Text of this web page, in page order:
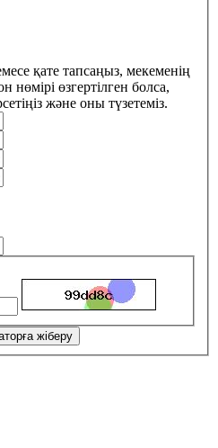
қате тапсаңыз, мекеменің
өзгертілген болса,
және оны түзетеміз.
жіберу